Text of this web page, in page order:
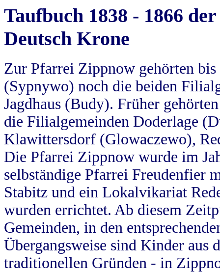
Taufbuch 1838 - 1866
Deutsch Krone
Zur Pfarrei Zippnow gehörten
(Sypnywo) noch die beiden
Jagdhaus (Budy). Früher
die Filialgemeinden Doderlage
Klawittersdorf (Glowaczewo),
Die Pfarrei Zippnow wurde im
selbständige Pfarrei Freudenfier
Stabitz und ein Lokalvikariat
wurden errichtet. Ab diesem
Gemeinden, in den
Übergangsweise sind Kinder aus
traditionellen Gründen - in